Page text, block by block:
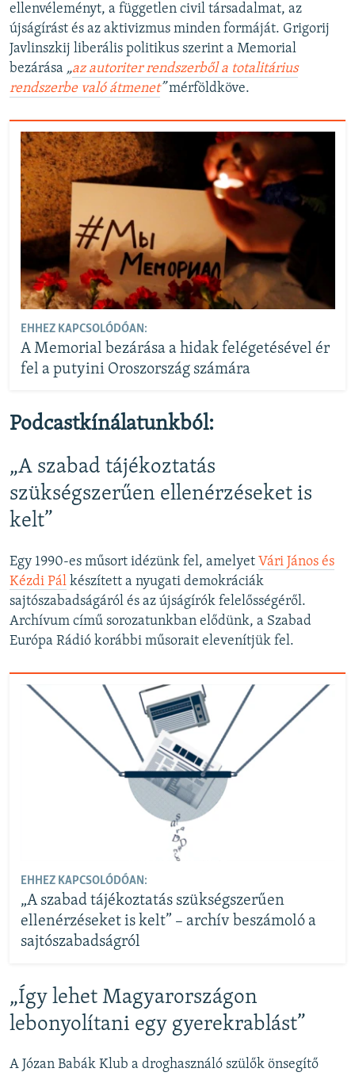
ellenvéleményt, a független civil társadalmat, az
újságírást és az aktivizmus minden formáját. Grigorij
Javlinszkij liberális politikus szerint a Memorial
bezárása „az autoriter rendszerből a totalitárius
rendszerbe való átmenet”mérföldköve.
EHHEZ KAPCSOLÓDÓAN:
A Memorial bezárása a hidak felégetésével ér
fel a putyini Oroszország számára
Podcastkínálatunkból:
„A szabad tájékoztatás
szükségszerűen ellenérzéseket is
kelt”
Egy 1990-es műsort idézünk fel, amelyet Vári János és
Kézdi Pál készített a nyugati demokráciák
sajtószabadságáról és az újságírók felelősségéről.
Archívum című sorozatunkban elődünk, a Szabad
Európa Rádió korábbi műsorait elevenítjük fel.
EHHEZ KAPCSOLÓDÓAN:
„A szabad tájékoztatás szükségszerűen
ellenérzéseket is kelt” – archív beszámoló a
sajtószabadságról
„Így lehet Magyarországon
lebonyolítani egy gyerekrablást”
A Józan Babák Klub a droghasználó szülők önsegítő